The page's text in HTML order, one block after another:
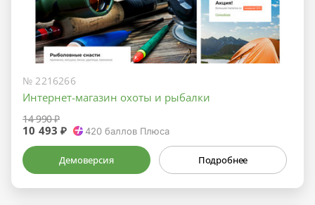
№ 2216266
Интернет-магазин охоты и рыбалки
14 990 ₽
10 493 ₽ 420баллов Плюса
Демоверсия Подробнее